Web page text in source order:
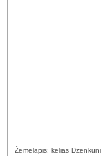
Žemėlapis: kelias